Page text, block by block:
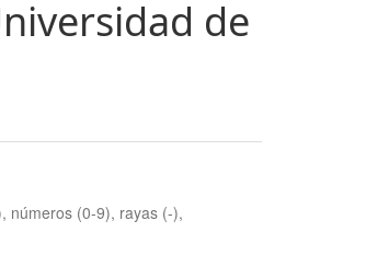
de
números (0-9), rayas (-),